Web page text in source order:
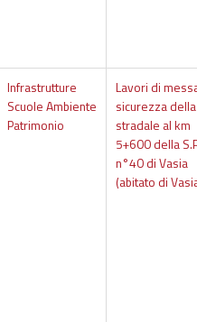
Infrastrutture
Scuole Ambiente
Patrimonio
Lavori di
sicurezza
stradale al km
5+600 della
n°40 di Vasia
(abitato di